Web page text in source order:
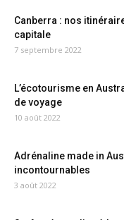
Canberra : nos
capitale
7 septembre 2022
L’écotourisme en
de voyage
10 août 2022
Adrénaline made in
incontournables
3 août 2022